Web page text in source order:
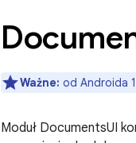
Ważne: od Androida
Moduł DocumentsUI